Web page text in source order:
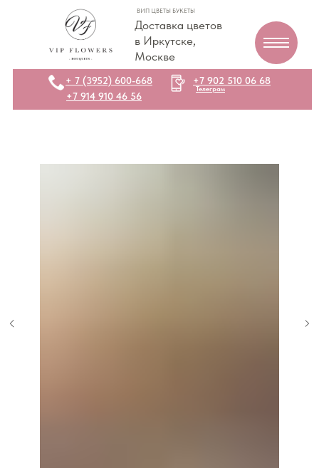
Доставка цветов
в Иркутске,
Москве
ВИП ЦВЕТЫ БУКЕТЫ
+7 914 910 46 56
+7 902 510 06 68
Телеграм
+ 7 (3952) 600-668